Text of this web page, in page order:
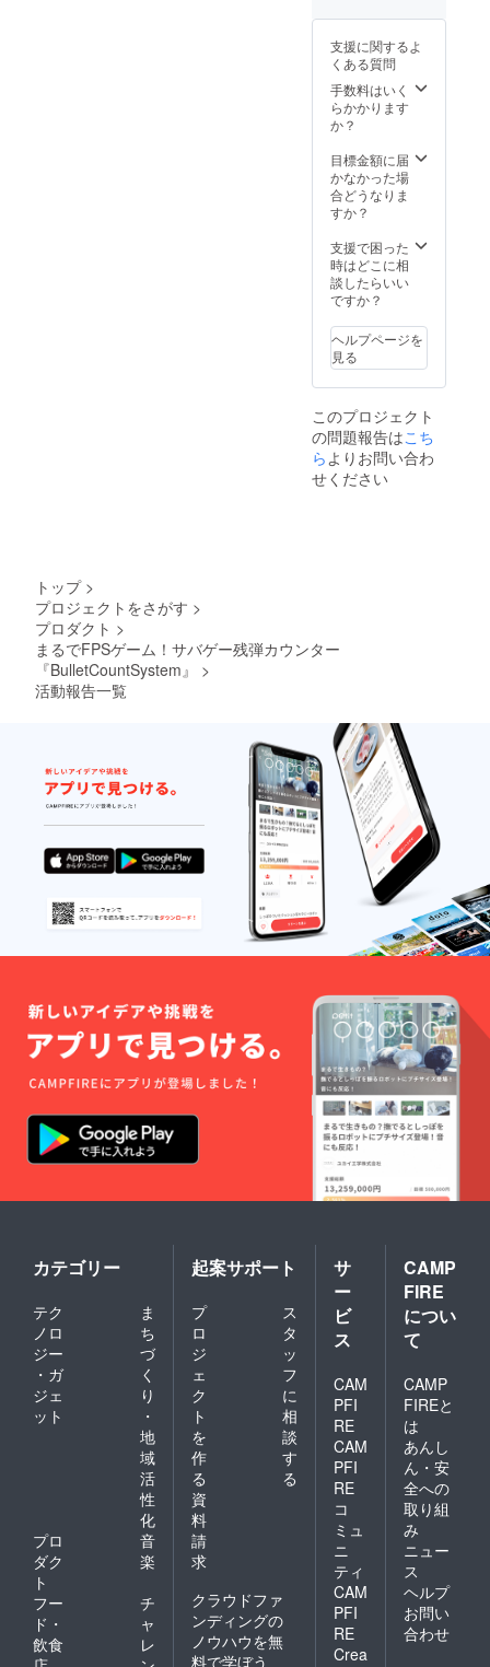
アドレ
スをお
見せく
ださ
い。 ・
ネット
ポンは
使用で
きませ
注文す
る場合
は登録
した
アドレ
メール
してい
ただく
ようお
願いい
たしま
す。振
なりま
す。
Black、
ルの長
さは
M(330
mm)と
なりま
容物 ・
本体 ・
セン
サー ・
ル ・説
明書
支援に関するよ
くある質問
手数料はいく
らかかります
か？
目標金額に届
かなかった場
合どうなりま
すか？
支援で困った
時はどこに相
談したらいい
ですか？
ヘルプページを
見る
このプロジェクト
の問題報告はこち
ら よりお問い合わ
せください
トップ >
プロジェクトをさがす >
プロダクト >
まるでFPSゲーム！サバゲー残弾カウンター
『BulletCountSystem』
>
活動報告一覧
カテゴリー
テク
ノロ
ジー
・ガ
ジェ
ット
ま
ち
づ
く
り
・
地
域
活
性
化
プロ
ダク
ト
音
楽
フー
ド・
飲食
チ
ャ
レ
起案サポート
プ
ロ
ジ
ェ
ク
ト
を
作
る
ス
タ
ッ
フ
に
相
談
す
る
資
料
請
求
クラウドファ
ンディングの
ノウハウを無
料で学ぼう
サ
ー
ビ
ス
CAM
PFI
RE
CAM
PFI
RE
コ
ミュ
ニ
ティ
CAM
PFI
RE
Crea
CAMP
FIRE
につい
て
CAMP
FIREと
は
あんし
ん・安
全への
取り組
み
ニュー
ス
ヘルプ
お問い
合わせ